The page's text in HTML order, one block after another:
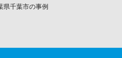
県千葉市の事例